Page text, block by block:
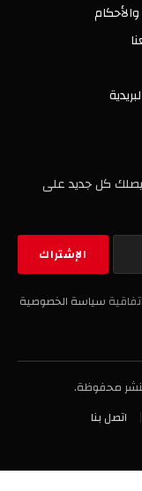
كل جديد على
سياسة الخصوصية
اتصل بنا